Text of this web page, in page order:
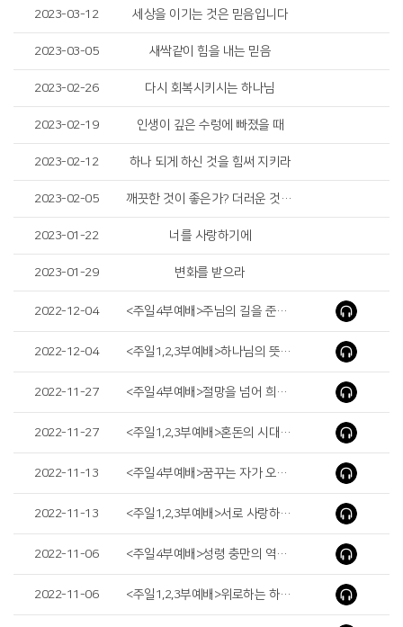
2023-03-12 세상을 이기는 것은 믿음입니다
2023-03-05 새싹같이 힘을 내는 믿음
2023-02-26 다시 회복시키시는 하나님
2023-02-19 인생이 깊은 수렁에 빠졌을 때
2023-02-12 하나 되게 하신 것을 힘써 지키라
2023-02-05 깨끗한 것이 좋은가? 더러운 것이 좋은가?
2023-01-22 너를 사랑하기에
2023-01-29 변화를 받으라
2022-12-04 <주일4부예배>주님의 길을 준비하라(Prepare the Way for the Lord)
2022-12-04 <주일1,2,3부예배>하나님의 뜻을 따라 삽시다(Let’s Live according to the Will of God)
2022-11-27 <주일4부예배>절망을 넘어 희망으로(Towards Hope Beyond Despair)
2022-11-27 <주일1,2,3부예배>혼돈의 시대 다니엘의 믿음(Daniel’s Faith in the Age of Chaos)
2022-11-13 <주일4부예배>꿈꾸는 자가 오는도다(Here Comes That Dreamer!)
2022-11-13 <주일1,2,3부예배>서로 사랑하자(Let’s Love One Another)
2022-11-06 <주일4부예배>성령 충만의 역사(The Work of the Fullness of the Holy Spirit)
2022-11-06 <주일1,2,3부예배>위로하는 하나님의 자녀(A Comforting Child of God)